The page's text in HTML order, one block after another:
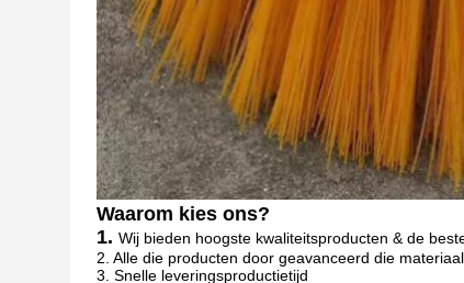
Waarom kies ons?
1. Wij bieden hoogste kwaliteitsproducten & de
2. Alle die producten door geavanceerd die
3. Snelle leveringsproductietijd